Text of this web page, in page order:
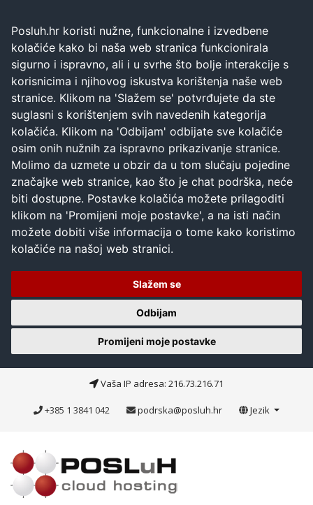
Posluh.hr koristi nužne, funkcionalne i izvedbene
kolačiće kako bi naša web stranica funkcionirala
sigurno i ispravno, ali i u svrhe što bolje interakcije s
korisnicima i njihovog iskustva korištenja naše web
stranice. Klikom na 'Slažem se' potvrđujete da ste
suglasni s korištenjem svih navedenih kategorija
kolačića. Klikom na 'Odbijam' odbijate sve kolačiće
osim onih nužnih za ispravno prikazivanje stranice.
Molimo da uzmete u obzir da u tom slučaju pojedine
značajke web stranice, kao što je chat podrška, neće
biti dostupne. Postavke kolačića možete prilagoditi
klikom na 'Promijeni moje postavke', a na isti način
možete dobiti više informacija o tome kako koristimo
kolačiće na našoj web stranici.
Slažem se
Odbijam
Promijeni moje postavke
Vaša IP adresa: 216.73.216.71
+385 1 3841 042 podrska@posluh.hr Jezik